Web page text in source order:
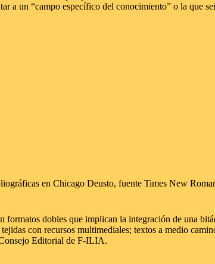
un “campo específico del conocimiento” o la que
en Chicago Deusto, fuente Times New
dobles que implican la integración de una
con recursos multimediales; textos a medio
Editorial de F-ILIA.